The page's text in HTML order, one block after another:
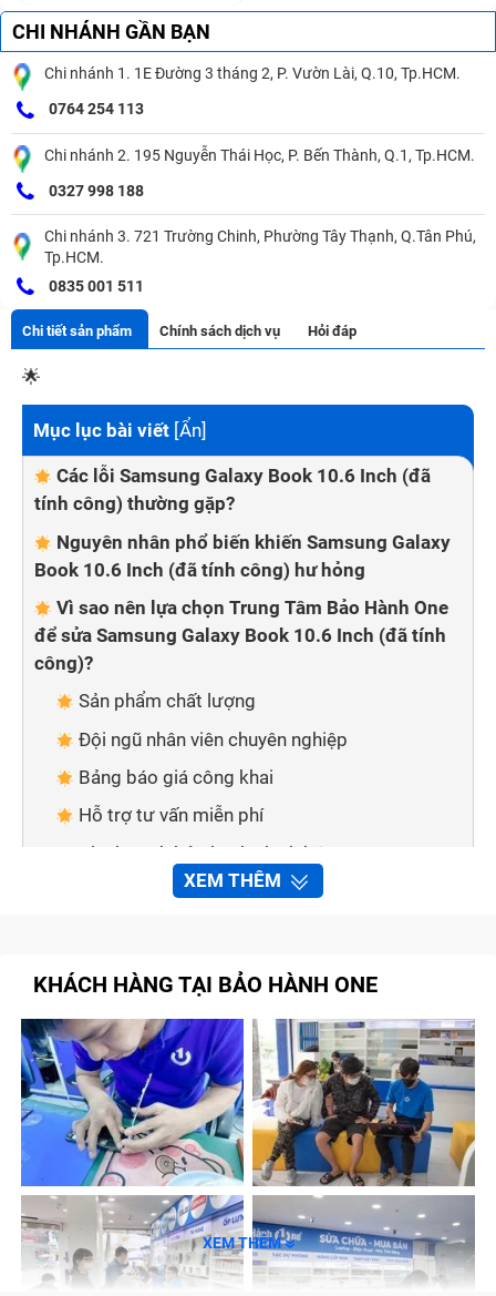
CHI NHÁNH GẦN BẠN
Chi nhánh 1. 1E Đường 3 tháng 2, P. Vườn Lài, Q.10, Tp.HCM.
0764 254 113
Chi nhánh 2. 195 Nguyễn Thái Học, P. Bến Thành, Q.1, Tp.HCM.
0327 998 188
Chi nhánh 3. 721 Trường Chinh, Phường Tây Thạnh, Q.Tân Phú,
Tp.HCM.
0835 001 511
Chi tiết sản phẩm Chính sách dịch vụ Hỏi đáp
🌟
Mục lục bài viết [Ẩn]
Các lỗi Samsung Galaxy Book 10.6 Inch (đã
tính công) thường gặp?
Nguyên nhân phổ biến khiến Samsung Galaxy
Book 10.6 Inch (đã tính công) hư hỏng
Vì sao nên lựa chọn Trung Tâm Bảo Hành One
để sửa Samsung Galaxy Book 10.6 Inch (đã tính
công)?
Sản phẩm chất lượng
Đội ngũ nhân viên chuyên nghiệp
Bảng báo giá công khai
Hỗ trợ tư vấn miễn phí
Chính sách bảo hành chính hãng
Chính sách đổi trả, hoàn tiền cho sản phẩm lỗi
Giao hàng tận nơi
One
Thông qua số điện thoại
Thông qua các kênh thông tin
Những lưu ý để sửa chữa Samsung Galaxy
Book 10.6 Inch (đã tính công) nhanh chóng tại
Trung Tâm Bảo Hành One
Gọi điện để được tư vấn trước khi đến
Đặt trước lịch hẹn
XEM THÊM
KHÁCH HÀNG TẠI BẢO HÀNH ONE
XEM THÊM